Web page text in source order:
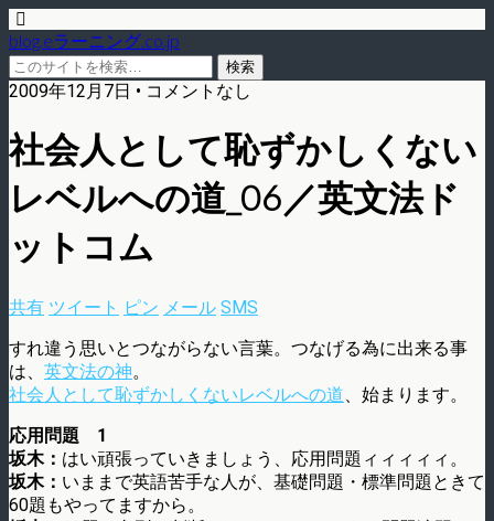
blog.eラーニング.co.jp
2009年12月7日 • コメントなし
社会人として恥ずかしくない
レベルへの道_06／英文法ド
ットコム
共有 ツイート ピン メール SMS
すれ違う思いとつながらない言葉。つなげる為に出来る事
は、 英文法の神。
社会人として恥ずかしくないレベルへの道、始まります。
応用問題 1
坂木： はい頑張っていきましょう、応用問題ィィィィィ。
坂木： いままで英語苦手な人が、基礎問題・標準問題ときて
60題もやってますから。